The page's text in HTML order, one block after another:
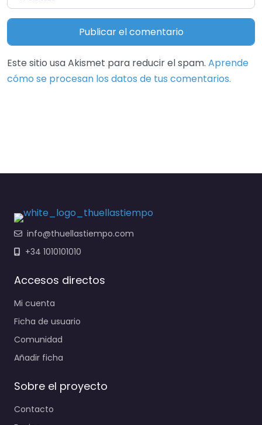
Este sitio usa Akismet para reducir el spam. Aprende
cómo se procesan los datos de tus comentarios.
info@thuellastiempo.com
+34 1010101010
Accesos directos
Mi cuenta
Ficha de usuario
Comunidad
Añadir ficha
Sobre el proyecto
Contacto